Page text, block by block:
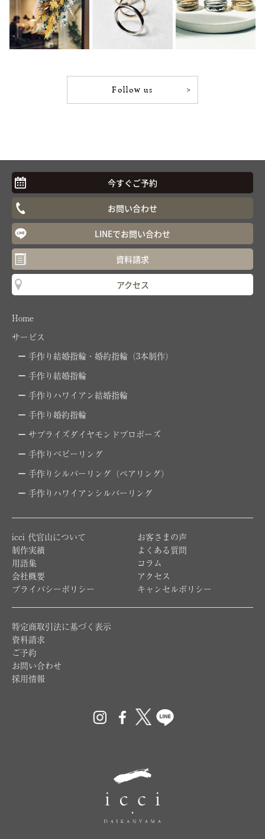
Follow us
今すぐご予約
お問い合わせ
LINEでお問い合わせ
資料請求
アクセス
Home
サービス
手作り結婚指輪・婚約指輪（3本制作）
手作り結婚指輪
手作りハワイアン結婚指輪
手作り婚約指輪
サプライズダイヤモンドプロポーズ
手作りベビーリング
手作りシルバーリング（ペアリング）
手作りハワイアンシルバーリング
icci 代官山について
お客さまの声
制作実績
よくある質問
用語集
コラム
会社概要
アクセス
プライバシーポリシー
キャンセルポリシー
特定商取引法に基づく表示
資料請求
ご予約
お問い合わせ
採用情報